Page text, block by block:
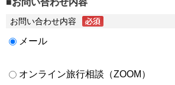
お問い合わせ内容
メール
オンライン旅行相談（ZOOM）